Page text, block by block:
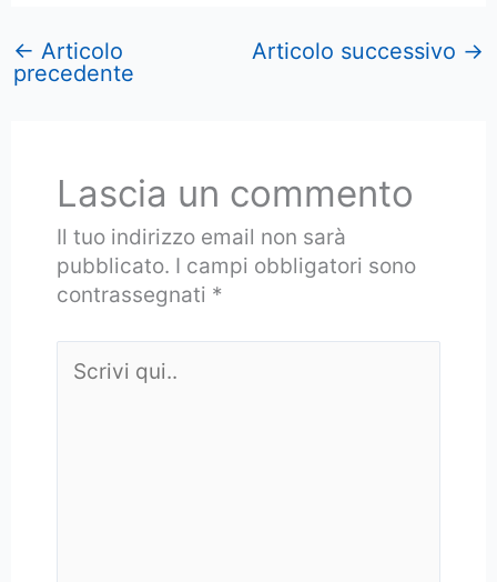
← Articolo
precedente
Articolo successivo →
Lascia un commento
Il tuo indirizzo email non sarà
pubblicato. I campi obbligatori sono
contrassegnati *
qui..